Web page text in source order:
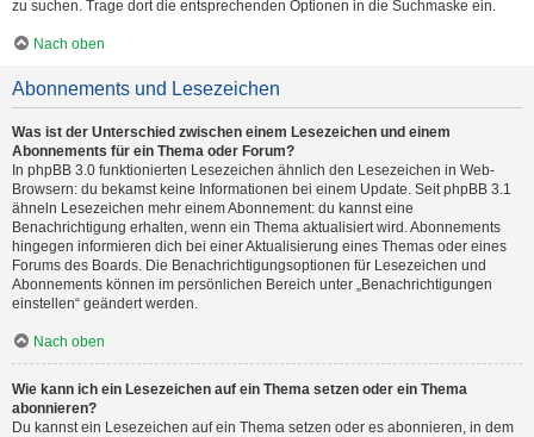
zu suchen. Trage dort die entsprechenden Optionen in die Suchmaske ein.
Nach oben
Abonnements und Lesezeichen
Was ist der Unterschied zwischen einem Lesezeichen und einem
Abonnements für ein Thema oder Forum?
In phpBB 3.0 funktionierten Lesezeichen ähnlich den Lesezeichen in Web-
Browsern: du bekamst keine Informationen bei einem Update. Seit phpBB 3.1
ähneln Lesezeichen mehr einem Abonnement: du kannst eine
Benachrichtigung erhalten, wenn ein Thema aktualisiert wird. Abonnements
hingegen informieren dich bei einer Aktualisierung eines Themas oder eines
Forums des Boards. Die Benachrichtigungsoptionen für Lesezeichen und
Abonnements können im persönlichen Bereich unter „Benachrichtigungen
einstellen“ geändert werden.
Nach oben
Wie kann ich ein Lesezeichen auf ein Thema setzen oder ein Thema
abonnieren?
Du kannst ein Lesezeichen auf ein Thema setzen oder es abonnieren, in dem